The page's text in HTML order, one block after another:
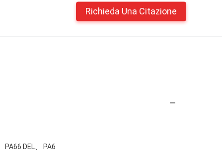
Richieda Una Citazione
PA66 DEL、 PA6